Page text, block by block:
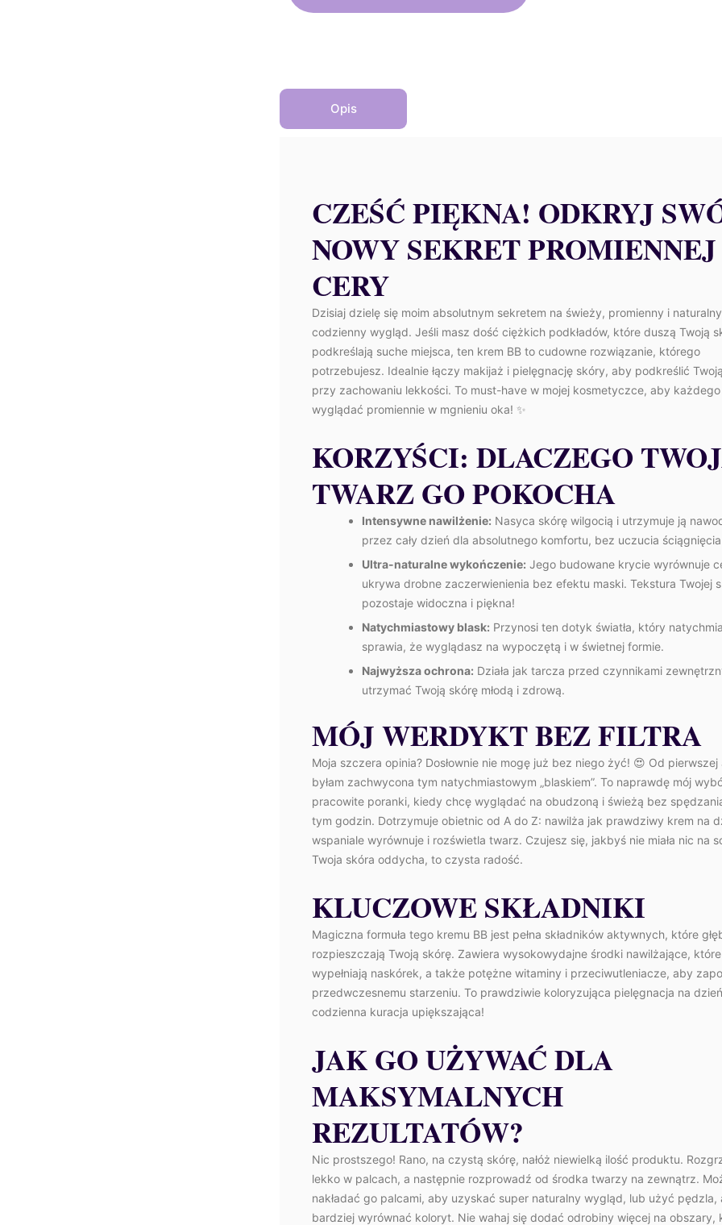
51,50 €.46,35 €.
Opis
CZEŚĆ PIĘKNA! ODKRYJ
NOWY SEKRET PROMIENNEJ
CERY
Dzisiaj dzielę się moim absolutnym sekretem na świeży, promienny i naturalny
codzienny wygląd. Jeśli masz dość ciężkich podkładów, które duszą Twoją
podkreślają suche miejsca, ten krem BB to cudowne rozwiązanie, którego
potrzebujesz. Idealnie łączy makijaż i pielęgnację skóry, aby podkreślić
przy zachowaniu lekkości. To must-have w mojej kosmetyczce, aby
wyglądać promiennie w mgnieniu oka! ✨
KORZYŚCI: DLACZEGO
TWARZ GO POKOCHA
Intensywne nawilżenie: Nasyca skórę wilgocią i utrzymuje ją
przez cały dzień dla absolutnego komfortu, bez uczucia
Ultra-naturalne wykończenie: Jego budowane krycie wyrównuje
ukrywa drobne zaczerwienienia bez efektu maski. Tekstura Twojej
pozostaje widoczna i piękna!
Natychmiastowy blask: Przynosi ten dotyk światła, który
sprawia, że wyglądasz na wypoczętą i w świetnej formie.
Najwyższa ochrona: Działa jak tarcza przed czynnikami
utrzymać Twoją skórę młodą i zdrową.
MÓJ WERDYKT BEZ FILTRA
Moja szczera opinia? Dosłownie nie mogę już bez niego żyć! 😍 Od pierwszej
byłam zachwycona tym natychmiastowym „blaskiem”. To naprawdę mój
pracowite poranki, kiedy chcę wyglądać na obudzoną i świeżą bez
tym godzin. Dotrzymuje obietnic od A do Z: nawilża jak prawdziwy krem na
wspaniale wyrównuje i rozświetla twarz. Czujesz się, jakbyś nie miała nic na
Twoja skóra oddycha, to czysta radość.
KLUCZOWE SKŁADNIKI
Magiczna formuła tego kremu BB jest pełna składników aktywnych, które
rozpieszczają Twoją skórę. Zawiera wysokowydajne środki nawilżające, które
wypełniają naskórek, a także potężne witaminy i przeciwutleniacze, aby
przedwczesnemu starzeniu. To prawdziwie koloryzująca pielęgnacja na
codzienna kuracja upiększająca!
JAK GO UŻYWAĆ DLA
MAKSYMALNYCH
REZULTATÓW?
Nic prostszego! Rano, na czystą skórę, nałóż niewielką ilość produktu.
lekko w palcach, a następnie rozprowadź od środka twarzy na zewnątrz.
nakładać go palcami, aby uzyskać super naturalny wygląd, lub użyć pędzla,
bardziej wyrównać koloryt. Nie wahaj się dodać odrobiny więcej na obszary,